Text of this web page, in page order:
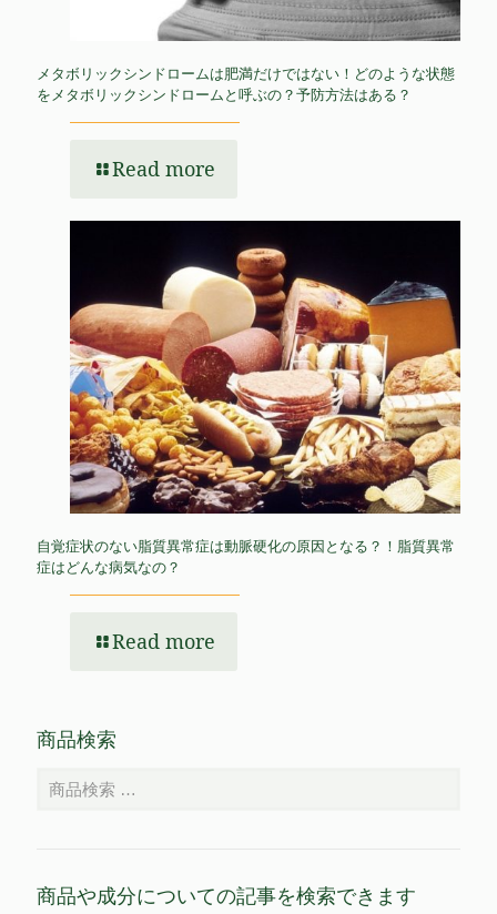
メタボリックシンドロームは肥満だけではない！どのような状態
をメタボリックシンドロームと呼ぶの？予防方法はある？
Read more
自覚症状のない脂質異常症は動脈硬化の原因となる？！脂質異常
症はどんな病気なの？
Read more
商品検索
商品や成分についての記事を検索できます